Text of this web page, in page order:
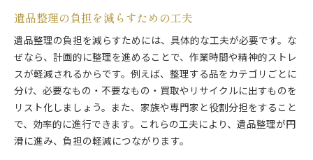
遺品整理の負担を減らすための工夫
遺品整理の負担を減らすためには、具体的な工夫が必要です。な
ぜなら、計画的に整理を進めることで、作業時間や精神的ストレ
スが軽減されるからです。例えば、整理する品をカテゴリごとに
分け、必要なもの・不要なもの・買取やリサイクルに出すものを
リスト化しましょう。また、家族や専門家と役割分担をすること
で、効率的に進行できます。これらの工夫により、遺品整理が円
滑に進み、負担の軽減につながります。